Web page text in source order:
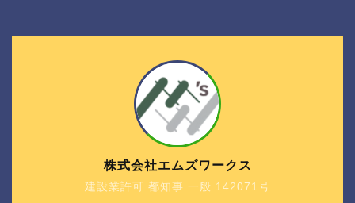
建設業許可 都知事 一般 142071号
株式会社エムズワークス